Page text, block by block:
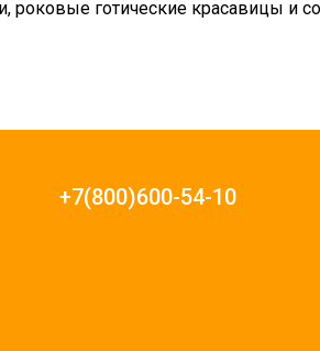
роковые готические красавицы и
+7(800)600-54-10